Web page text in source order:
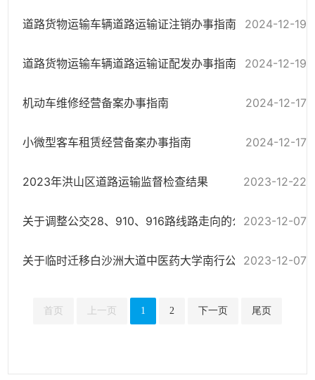
道路货物运输车辆道路运输证注销办事指南 2024-12-19
道路货物运输车辆道路运输证配发办事指南 2024-12-19
机动车维修经营备案办事指南 2024-12-17
小微型客车租赁经营备案办事指南 2024-12-17
2023年洪山区道路运输监督检查结果 2023-12-22
关于调整公交28、910、916路线路走向的公告2023-12-07
关于临时迁移白沙洲大道中医药大学南行公交站点的公告
2023-12-07
首页 上一页 1 2 下一页 尾页